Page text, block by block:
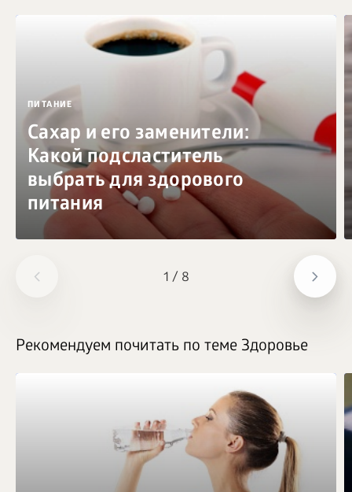
1 / 8
ПИТАНИЕ
Сахар и его заменители:
Какой подсластитель
выбрать для здорового
питания
Рекомендуем почитать по теме Здоровье